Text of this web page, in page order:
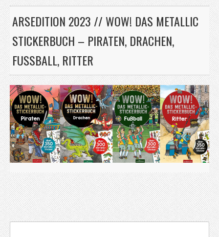
ARSEDITION 2023 // WOW! DAS METALLIC
STICKERBUCH – PIRATEN, DRACHEN,
FUSSBALL, RITTER